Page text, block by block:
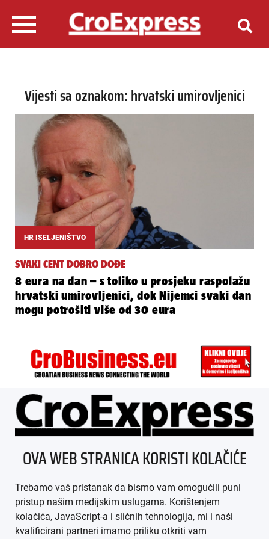
Vijesti sa oznakom: hrvatski umirovljenici
HR ISELJENIŠTVO
SVAKI CENT DOBRO DOĐE
8 eura na dan – s toliko u prosjeku raspolažu
hrvatski umirovljenici, dok Nijemci svaki dan
mogu potrošiti više od 30 eura
ÜBER UNS
IMPRESSUM
AGB
DATENSCHUTZ
OVA WEB STRANICA KORISTI KOLAČIĆE
Trebamo vaš pristanak da bismo vam omogućili puni
pristup našim medijskim uslugama. Korištenjem
kolačića, JavaScript-a i sličnih tehnologija, mi i naši
kvalificirani partneri imamo priliku otkriti vam